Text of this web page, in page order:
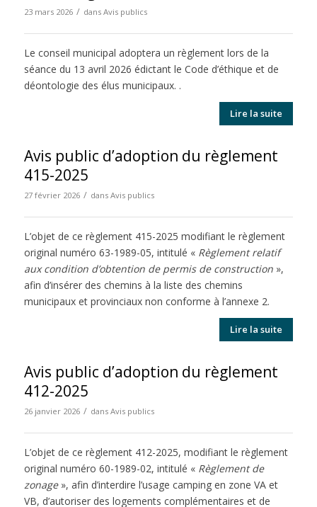
23 mars 2026 / dans Avis publics
Le conseil municipal adoptera un règlement lors de la
séance du 13 avril 2026 édictant le Code d’éthique et de
déontologie des élus municipaux. .
Lire la suite
Avis public d’adoption du règlement
415-2025
27 février 2026 / dans Avis publics
L’objet de ce règlement 415-2025 modifiant le règlement
original numéro 63-1989-05, intitulé « Règlement relatif
aux condition d’obtention de permis de construction»,
afin d’insérer des chemins à la liste des chemins
municipaux et provinciaux non conforme à l’annexe 2.
Lire la suite
Avis public d’adoption du règlement
412-2025
26 janvier 2026 / dans Avis publics
L’objet de ce règlement 412-2025, modifiant le règlement
original numéro 60-1989-02, intitulé « Règlement de
zonage», afin d’interdire l’usage camping en zone VA et
VB, d’autoriser des logements complémentaires et de